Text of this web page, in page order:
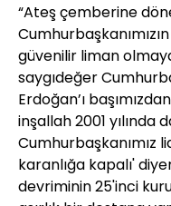
“Ateş çemberine
güvenilir liman
saygıdeğer
Erdoğan’ı
inşallah 2001 yılında
Cumhurbaşkanımız
karanlığa kapalı'
devriminin 25'inci